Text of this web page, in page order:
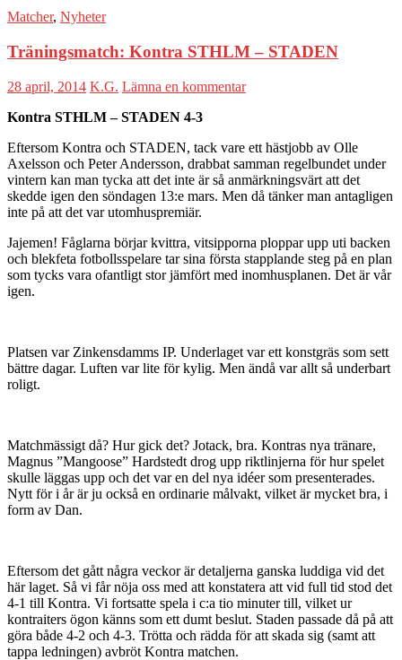
Matcher, Nyheter
Träningsmatch: Kontra STHLM – STADEN
28 april, 2014 K.G. Lämna en kommentar
Kontra STHLM – STADEN 4-3
Eftersom Kontra och STADEN, tack vare ett hästjobb av Olle
Axelsson och Peter Andersson, drabbat samman regelbundet under
vintern kan man tycka att det inte är så anmärkningsvärt att det
skedde igen den söndagen 13:e mars. Men då tänker man antagligen
inte på att det var utomhuspremiär.
Jajemen! Fåglarna börjar kvittra, vitsipporna ploppar upp uti backen
och blekfeta fotbollsspelare tar sina första stapplande steg på en plan
som tycks vara ofantligt stor jämfört med inomhusplanen. Det är vår
igen.
Platsen var Zinkensdamms IP. Underlaget var ett konstgräs som sett
bättre dagar. Luften var lite för kylig. Men ändå var allt så underbart
roligt.
Matchmässigt då? Hur gick det? Jotack, bra. Kontras nya tränare,
Magnus ”Mangoose” Hardstedt drog upp riktlinjerna för hur spelet
skulle läggas upp och det var en del nya idéer som presenterades.
Nytt för i år är ju också en ordinarie målvakt, vilket är mycket bra, i
form av Dan.
Eftersom det gått några veckor är detaljerna ganska luddiga vid det
här laget. Så vi får nöja oss med att konstatera att vid full tid stod det
4-1 till Kontra. Vi fortsatte spela i c:a tio minuter till, vilket ur
kontraiters ögon känns som ett dumt beslut. Staden passade då på att
göra både 4-2 och 4-3. Trötta och rädda för att skada sig (samt att
tappa ledningen) avbröt Kontra matchen.